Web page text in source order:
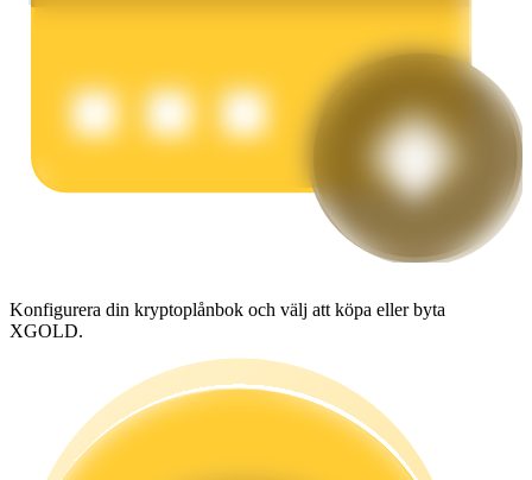
Konfigurera din kryptoplånbok och välj att köpa eller byta
XGOLD.